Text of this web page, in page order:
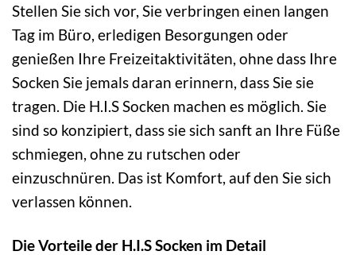
Stellen Sie sich vor, Sie verbringen einen langen
Tag im Büro, erledigen Besorgungen oder
genießen Ihre Freizeitaktivitäten, ohne dass Ihre
Socken Sie jemals daran erinnern, dass Sie sie
tragen. Die H.I.S Socken machen es möglich. Sie
sind so konzipiert, dass sie sich sanft an Ihre Füße
schmiegen, ohne zu rutschen oder
einzuschnüren. Das ist Komfort, auf den Sie sich
verlassen können.
Die Vorteile der H.I.S Socken im Detail